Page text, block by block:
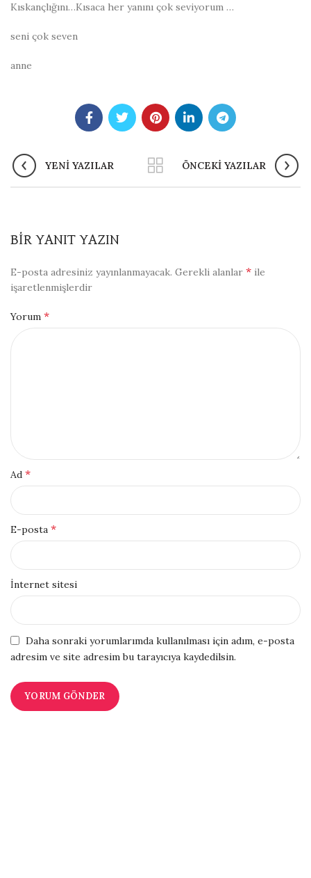
Kıskançlığını…Kısaca her yanını çok seviyorum …
seni çok seven
anne
YENI YAZILAR ÖNCEKI YAZILAR
BIR YANIT YAZIN
E-posta adresiniz yayınlanmayacak. Gerekli alanlar * ile
işaretlenmişlerdir
Yorum *
Ad *
E-posta *
İnternet sitesi
Daha sonraki yorumlarımda kullanılması için adım, e-posta
adresim ve site adresim bu tarayıcıya kaydedilsin.